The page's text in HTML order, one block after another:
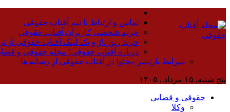
تماس و ارتباط با تیم آفتاب حقوقی
حریم شخصی کاربران آفتاب حقوقی
خرید رپورتاژ و بک لینک آفتاب حقوقی از
درباره آفتاب حقوقی؛ مجله حقوقی و
شرایط بازنشر محتوا در آفتاب حقوقی از رسانه ها
پنج شنبه, ۱۵ مرداد , ۱۴۰۵
حقوقی و قضایی
وکلا